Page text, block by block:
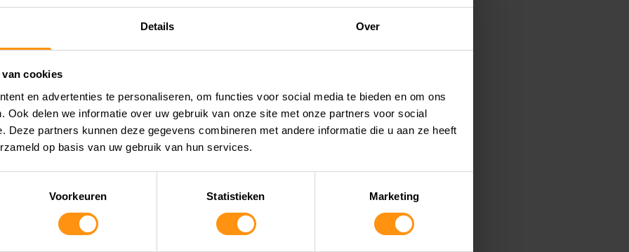
Details Over
cookies
en advertenties te personaliseren, om functies voor social media te bieden en om ons
Ook delen we informatie over uw gebruik van onze site met onze partners voor social
Deze partners kunnen deze gegevens combineren met andere informatie die u aan ze heeft
op basis van uw gebruik van hun services.
Voorkeuren Statistieken Marketing
en bouwjaar in de lijst met compatibele modellen staan.
originele lak?